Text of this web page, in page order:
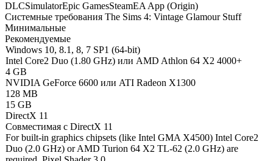
DLCSimulatorEpic GamesSteamEA App (Origin)
Системные требования The Sims 4: Vintage Glamour Stuff
Минимальные
Рекомендуемые
Windows 10, 8.1, 8, 7 SP1 (64-bit)
Intel Core2 Duo (1.80 GHz) или AMD Athlon 64 X2 4000+
4 GB
NVIDIA GeForce 6600 или ATI Radeon X1300
128 MB
15 GB
DirectX 11
Совместимая с DirectX 11
For built-in graphics chipsets (like Intel GMA X4500) Intel Core2
Duo (2.0 GHz) or AMD Turion 64 X2 TL-62 (2.0 GHz) are